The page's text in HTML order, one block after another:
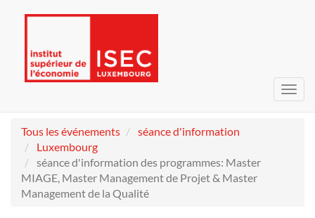
Tous les événements
séance d'information
Luxembourg
séance d'information des programmes: Master
MIAGE, Master Management de Projet & Master
Management de la Qualité